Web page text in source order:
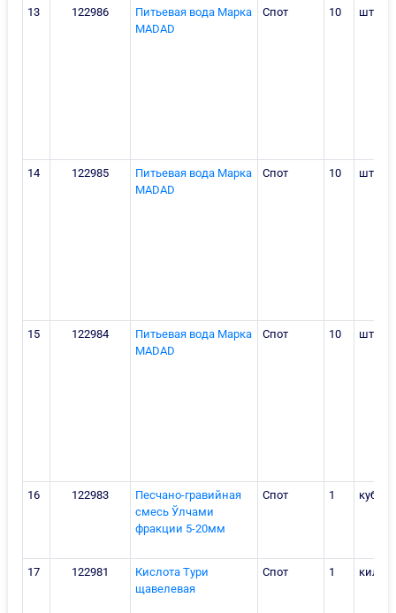
13 122986
Питьевая вода Марка
MADAD
Спот 10 штука
14 122985
Питьевая вода Марка
MADAD
Спот 10 штука
15 122984
Питьевая вода Марка
MADAD
Спот 10 штука
16 122983
Песчано-гравийная
смесь Ўлчами
фракции 5-20мм
Спот 1
17 122981
Кислота Тури
щавелевая
Спот 1